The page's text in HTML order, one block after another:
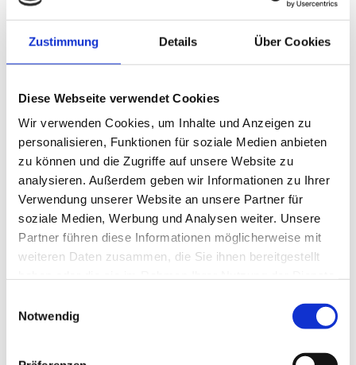
Zustimmung Details Über Cookies
Diese Webseite verwendet Cookies
Wir verwenden Cookies, um Inhalte und Anzeigen zu
personalisieren, Funktionen für soziale Medien anbieten
zu können und die Zugriffe auf unsere Website zu
analysieren. Außerdem geben wir Informationen zu Ihrer
Verwendung unserer Website an unsere Partner für
soziale Medien, Werbung und Analysen weiter. Unsere
Partner führen diese Informationen möglicherweise mit
weiteren Daten zusammen, die Sie ihnen bereitgestellt
Notwendig
Selbstverständlichkeit. Ein abwechslungsreicher
Seit drei Generationen wird diese Freizeitoase von
gelebte Tradition.
Unsere Kunden sehen das genauso: regelmäßig
erhält der Ludwigsee Auszeichnungen für Service
und Qualität.